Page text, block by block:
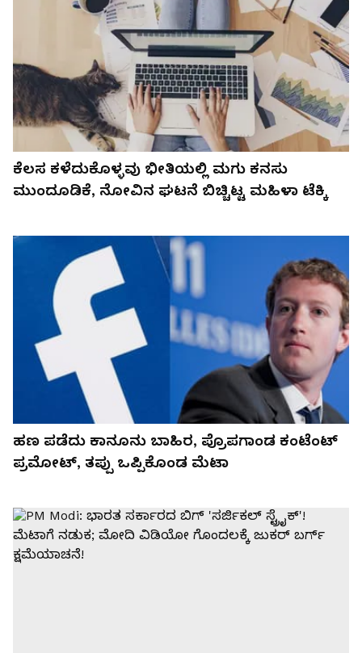
ಕೆಲಸ ಕಳೆದುಕೊಳ್ಳವು ಭೀತಿಯಲ್ಲಿ ಮಗು ಕನಸು
ಮುಂದೂಡಿಕೆ, ನೋವಿನ ಘಟನೆ ಬಿಚ್ಚಿಟ್ಟ ಮಹಿಳಾ ಟೆಕ್ಕಿ
ಹಣ ಪಡೆದು ಕಾನೂನು ಬಾಹಿರ, ಪ್ರೊಪಗಾಂಡ ಕಂಟೆಂಟ್
ಪ್ರಮೋಟ್, ತಪ್ಪು ಒಪ್ಪಿಕೊಂಡ ಮೆಟಾ